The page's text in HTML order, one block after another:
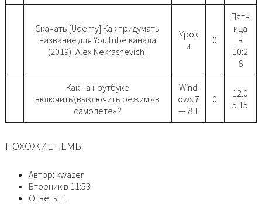
Скачать [Udemy] Как придумать
название для YouTube канала
(2019) [Alex Nekrashevich]
Урок
и
0
Пятн
ица
в
10:2
8
Как на ноутбуке
включить\выключить режим «в
самолете» ?
Wind
ows 7
— 8.1
0
12.0
5.15
ПОХОЖИЕ ТЕМЫ
Автор: kwazer
Вторник в 11:53
Ответы: 1